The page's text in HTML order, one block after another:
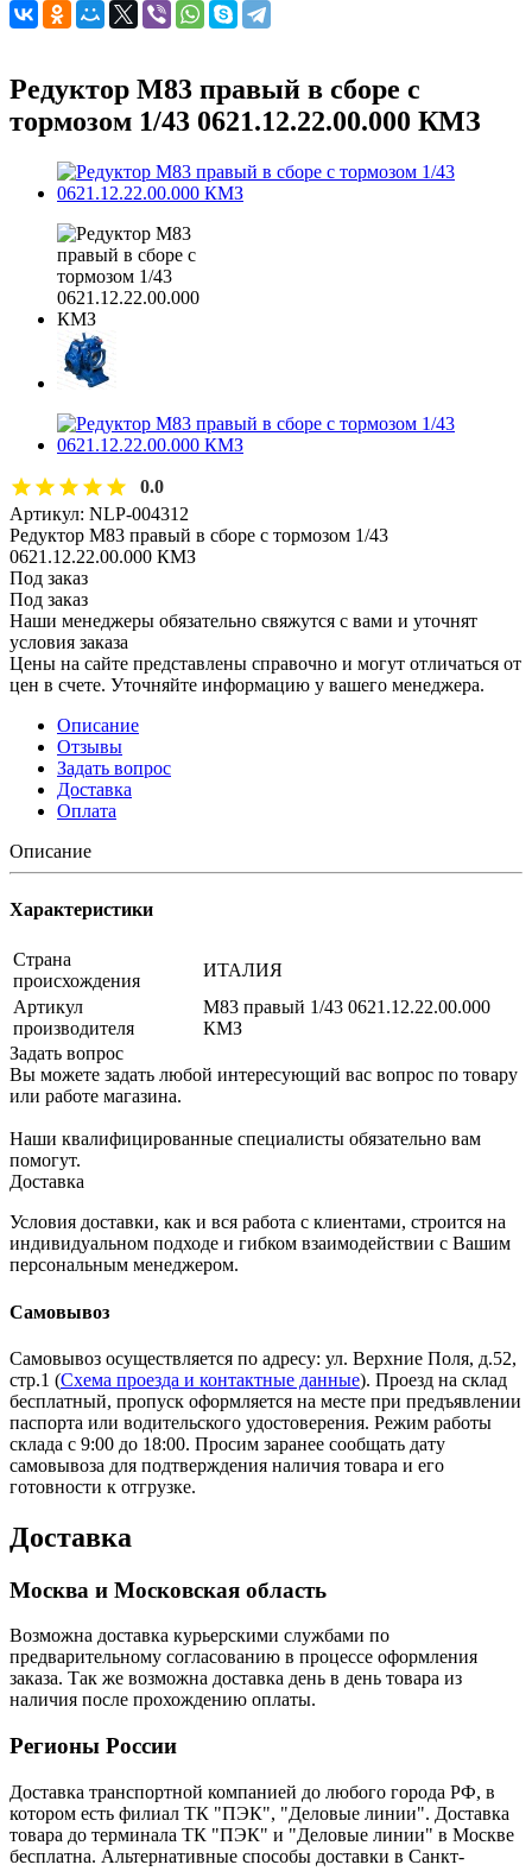
Редуктор M83 правый в сборе с
тормозом 1/43 0621.12.22.00.000 КМЗ
0.0
Артикул: NLP-004312
Редуктор M83 правый в сборе с тормозом 1/43
0621.12.22.00.000 КМЗ
Под заказ
Под заказ
Наши менеджеры обязательно свяжутся с вами и уточнят
условия заказа
Цены на сайте представлены справочно и могут отличаться от
цен в счете. Уточняйте информацию у вашего менеджера.
Описание
Отзывы
Задать вопрос
Доставка
Оплата
Описание
Характеристики
Страна
происхождения
ИТАЛИЯ
Артикул
производителя
M83 правый 1/43 0621.12.22.00.000
КМЗ
Задать вопрос
Вы можете задать любой интересующий вас вопрос по товару
или работе магазина.
Наши квалифицированные специалисты обязательно вам
помогут.
Доставка
Условия доставки, как и вся работа с клиентами, строится на
индивидуальном подходе и гибком взаимодействии с Вашим
персональным менеджером.
Самовывоз
Самовывоз осуществляется по адресу: ул. Верхние Поля, д.52,
стр.1 (Схема проезда и контактные данные). Проезд на склад
бесплатный, пропуск оформляется на месте при предъявлении
паспорта или водительского удостоверения. Режим работы
склада с 9:00 до 18:00. Просим заранее сообщать дату
самовывоза для подтверждения наличия товара и его
готовности к отгрузке.
Доставка
Москва и Московская область
Возможна доставка курьерскими службами по
предварительному согласованию в процессе оформления
заказа. Так же возможна доставка день в день товара из
наличия после прохождению оплаты.
Регионы России
Доставка транспортной компанией до любого города РФ, в
котором есть филиал ТК "ПЭК", "Деловые линии". Доставка
товара до терминала ТК "ПЭК" и "Деловые линии" в Москве
бесплатна. Альтернативные способы доставки в Санкт-